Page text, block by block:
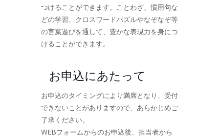
つけることができます。ことわざ、慣用句な
どの学習、クロスワードパズルやなぞなぞ等
の言葉遊びを通して、豊かな表現力を身につ
けることができます。
お申込にあたって
お申込のタイミングにより満席となり、受付
できないことがありますので、あらかじめご
了承ください。
WEBフォームからのお申込後、担当者から